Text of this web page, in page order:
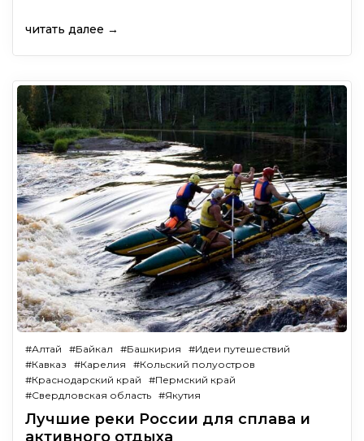
читать далее →
#Алтай #Байкал #Башкирия
#Идеи путешествий
#Кавказ
#Карелия
#Кольский полуостров
#Краснодарский край
#Пермский край
#Свердловская область #Якутия
Лучшие реки России для сплава и
активного отдыха